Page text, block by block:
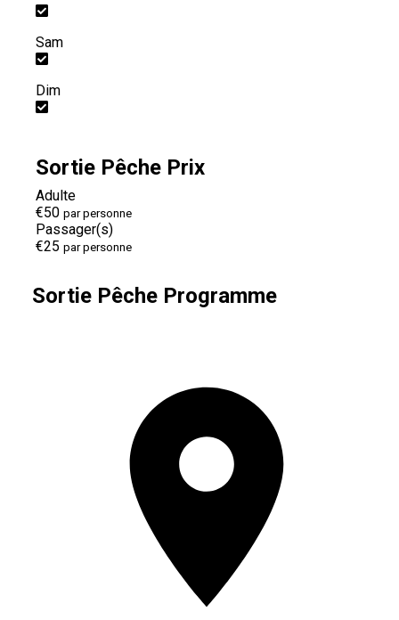
Sam
Dim
Sortie Pêche Prix
Adulte
€50 par personne
Passager(s)
€25 par personne
Sortie Pêche Programme